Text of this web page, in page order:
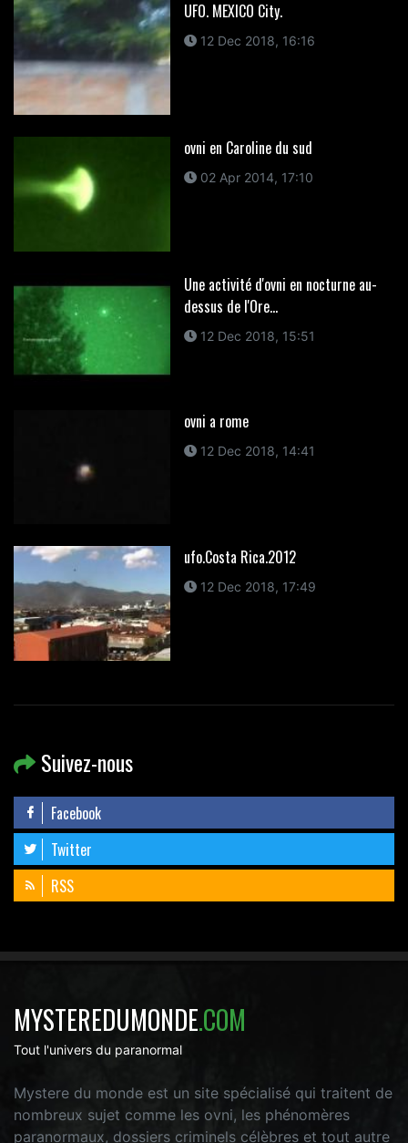
UFO. MEXICO City.
12 Dec 2018, 16:16
ovni en Caroline du sud
02 Apr 2014, 17:10
Une activité d'ovni en nocturne au-
dessus de l'Ore...
12 Dec 2018, 15:51
ovni a rome
12 Dec 2018, 14:41
ufo.Costa Rica.2012
12 Dec 2018, 17:49
Suivez-nous
Facebook
Twitter
RSS
MYSTEREDUMONDE.COM
Tout l'univers du paranormal
Mystere du monde est un site spécialisé qui traitent de
nombreux sujet comme les ovni, les phénomères
paranormaux, dossiers criminels célèbres et tout autre